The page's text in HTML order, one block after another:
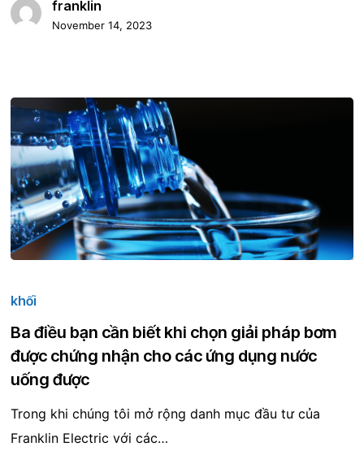
và
cho
ngành
công
nghiệp
kết
xuất
franklin
November 14, 2023
điều
biết
chọn
giải
khối
Ba điều bạn cần biết khi chọn giải pháp bơm
được chứng nhận cho các ứng dụng nước
uống được
Trong khi chúng tôi mở rộng danh mục đầu tư của
Franklin Electric với các…